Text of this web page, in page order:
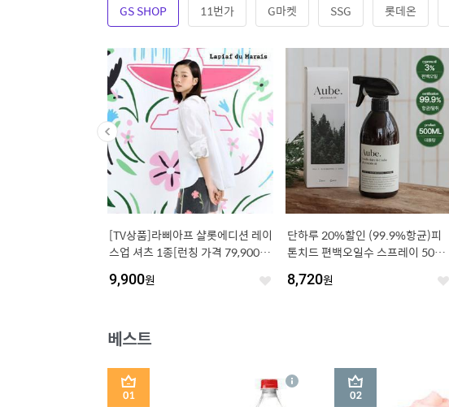
GS SHOP 11번가 G마켓 SSG 롯데온
[TV상품]라삐아프 샬롯에디션 레이
스업 셔츠 1종[런칭 가격 79,900
9,900원 좋
단하루 20%할인 (99.9%항균)피
톤치드 편백오일수 스프레이 500M
8,720원 좋
베스트
1
상
2